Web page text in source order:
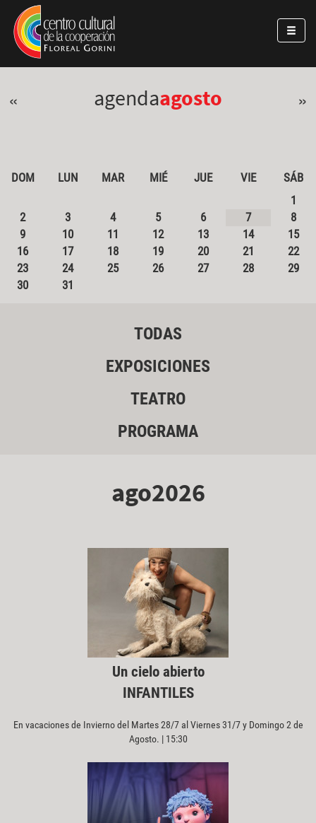
Pasar al contenido principal
Jump to main content
« agendaagosto »
DOM LUN MAR MIÉ JUE VIE
SÁB
1
2
3 4 5 6 7
8
9
10 11 12 13 14
15
16
17 18 19 20 21
22
23
24 25 26 27 28
29
30
31
TODAS
EXPOSICIONES
TEATRO
PROGRAMA
ago2026
Un cielo abierto
INFANTILES
En vacaciones de Invierno del Martes 28/7 al Viernes 31/7 y Domingo 2 de
Agosto. | 15:30